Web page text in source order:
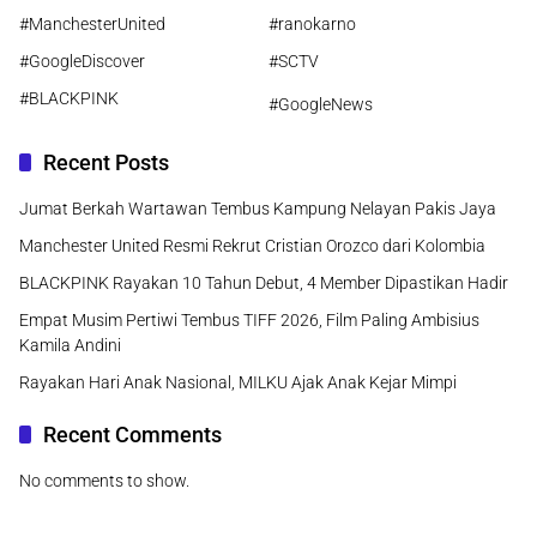
#ManchesterUnited
#ranokarno
#GoogleDiscover
#SCTV
#BLACKPINK
#GoogleNews
Recent Posts
Jumat Berkah Wartawan Tembus Kampung Nelayan Pakis Jaya
Manchester United Resmi Rekrut Cristian Orozco dari Kolombia
BLACKPINK Rayakan 10 Tahun Debut, 4 Member Dipastikan Hadir
Empat Musim Pertiwi Tembus TIFF 2026, Film Paling Ambisius
Kamila Andini
Rayakan Hari Anak Nasional, MILKU Ajak Anak Kejar Mimpi
Recent Comments
No comments to show.